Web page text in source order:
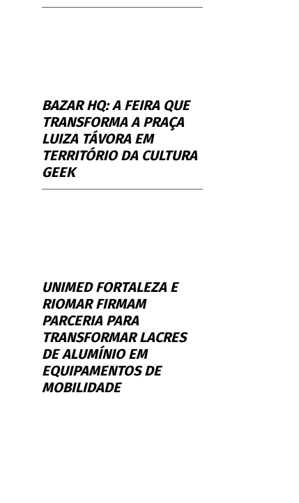
BAZAR HQ: A FEIRA QUE
TRANSFORMA A PRAÇA
LUIZA TÁVORA EM
TERRITÓRIO DA CULTURA
GEEK
UNIMED FORTALEZA E
RIOMAR FIRMAM
PARCERIA PARA
TRANSFORMAR LACRES
DE ALUMÍNIO EM
EQUIPAMENTOS DE
MOBILIDADE